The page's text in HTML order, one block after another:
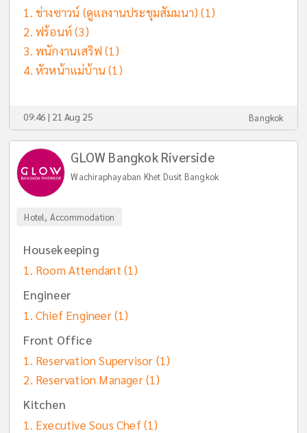
ช่างซาวน์ (ดูแลงานประชุมสัมมนา) (1)
ฟร้อนท์(3)
พนักงานเสริฟ(1)
หัวหน้าแม่บ้าน(1)
09:46 | 21 Aug 25 Bangkok
GLOW Bangkok Riverside
Wachiraphayaban Khet Dusit Bangkok
Hotel, Accommodation
Housekeeping
Room Attendant (1)
Engineer
Chief Engineer(1)
Front Office
Reservation Supervisor (1)
Reservation Manager(1)
Kitchen
Executive Sous Chef(1)